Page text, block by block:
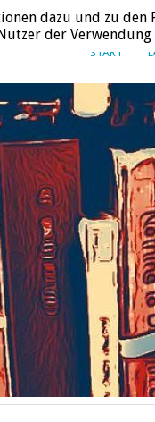
START
dazu und zu den
der Verwendung